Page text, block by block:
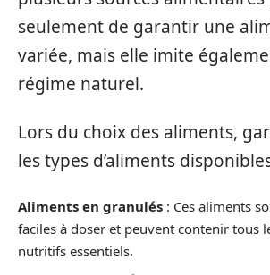
seulement de garantir une
variée, mais elle imite
régime naturel.
Lors du choix des aliments,
les types d’aliments
Aliments en granulés : Ces aliments
faciles à doser et peuvent contenir tous
nutritifs essentiels.